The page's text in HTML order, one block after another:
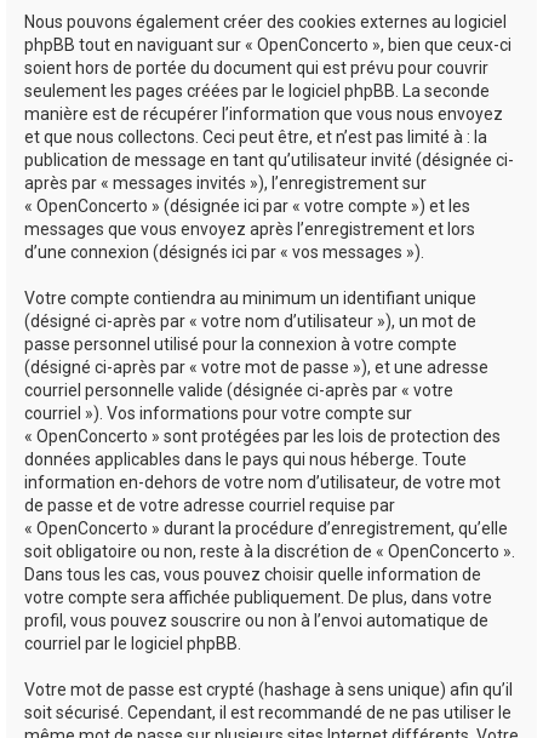
Nous pouvons également créer des cookies externes au logiciel
phpBB tout en naviguant sur « OpenConcerto », bien que ceux-ci
soient hors de portée du document qui est prévu pour couvrir
seulement les pages créées par le logiciel phpBB. La seconde
manière est de récupérer l’information que vous nous envoyez
et que nous collectons. Ceci peut être, et n’est pas limité à : la
publication de message en tant qu’utilisateur invité (désignée ci-
après par « messages invités »), l’enregistrement sur
« OpenConcerto » (désignée ici par « votre compte ») et les
messages que vous envoyez après l’enregistrement et lors
d’une connexion (désignés ici par « vos messages »).
Votre compte contiendra au minimum un identifiant unique
(désigné ci-après par « votre nom d’utilisateur »), un mot de
passe personnel utilisé pour la connexion à votre compte
(désigné ci-après par « votre mot de passe »), et une adresse
courriel personnelle valide (désignée ci-après par « votre
courriel »). Vos informations pour votre compte sur
« OpenConcerto » sont protégées par les lois de protection des
données applicables dans le pays qui nous héberge. Toute
information en-dehors de votre nom d’utilisateur, de votre mot
de passe et de votre adresse courriel requise par
« OpenConcerto » durant la procédure d’enregistrement, qu’elle
soit obligatoire ou non, reste à la discrétion de « OpenConcerto ».
Dans tous les cas, vous pouvez choisir quelle information de
votre compte sera affichée publiquement. De plus, dans votre
profil, vous pouvez souscrire ou non à l’envoi automatique de
courriel par le logiciel phpBB.
Votre mot de passe est crypté (hashage à sens unique) afin qu’il
soit sécurisé. Cependant, il est recommandé de ne pas utiliser le